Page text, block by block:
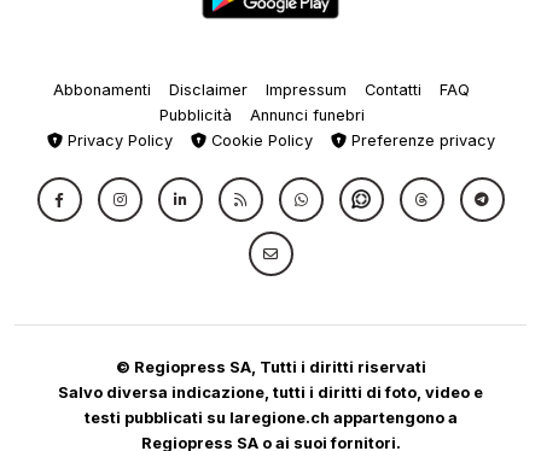
Abbonamenti Disclaimer Impressum Contatti
FAQ
Pubblicità
Annunci funebri
Privacy Policy
Cookie Policy Preferenze privacy
© Regiopress SA, Tutti i diritti riservati
Salvo diversa indicazione, tutti i diritti di foto, video e
testi pubblicati su laregione.ch appartengono a
Regiopress SA o ai suoi fornitori.